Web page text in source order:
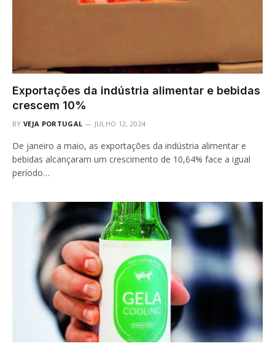
Exportações da indústria alimentar e bebidas
crescem 10%
BY VEJA PORTUGAL JULHO 12, 2024
De janeiro a maio, as exportações da indústria alimentar e
bebidas alcançaram um crescimento de 10,64% face a igual
período…